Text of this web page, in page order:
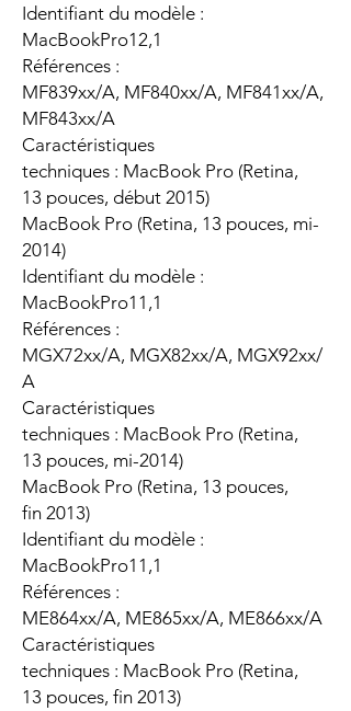
Identifiant du modèle :
MacBookPro12,1
Références :
MF839xx/A, MF840xx/A, MF841xx/A,
MF843xx/A
Caractéristiques
techniques : MacBook Pro (Retina,
13 pouces, début 2015)
MacBook Pro (Retina, 13 pouces, mi-
2014)
Identifiant du modèle :
MacBookPro11,1
Références :
MGX72xx/A, MGX82xx/A, MGX92xx/
A
Caractéristiques
techniques : MacBook Pro (Retina,
13 pouces, mi-2014)
MacBook Pro (Retina, 13 pouces,
fin 2013)
Identifiant du modèle :
MacBookPro11,1
Références :
ME864xx/A, ME865xx/A, ME866xx/A
Caractéristiques
techniques : MacBook Pro (Retina,
13 pouces, fin 2013)